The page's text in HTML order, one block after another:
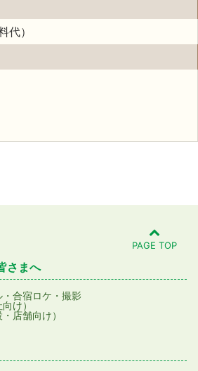
代）
PAGE TOP
さまへ
・合宿ロケ・撮影
け）
店舗向け）